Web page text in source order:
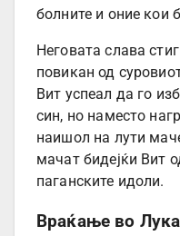
болните и оние кои
Неговата слава
повикан од
Вит успеал да го
син, но наместо
наишол на лути
мачат бидејќи Вит
паганските идоли.
Враќање во